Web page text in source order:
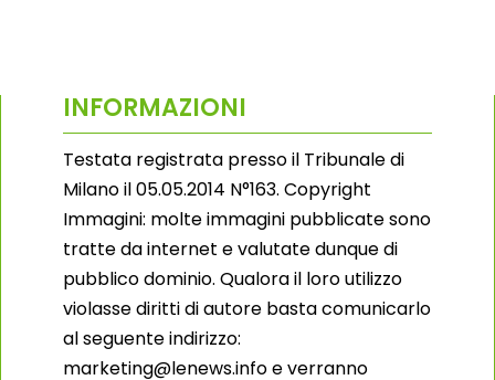
INFORMAZIONI
Testata registrata presso il Tribunale di
Milano il 05.05.2014 N°163. Copyright
Immagini: molte immagini pubblicate sono
tratte da internet e valutate dunque di
pubblico dominio. Qualora il loro utilizzo
violasse diritti di autore basta comunicarlo
al seguente indirizzo:
marketing@lenews.info e verranno